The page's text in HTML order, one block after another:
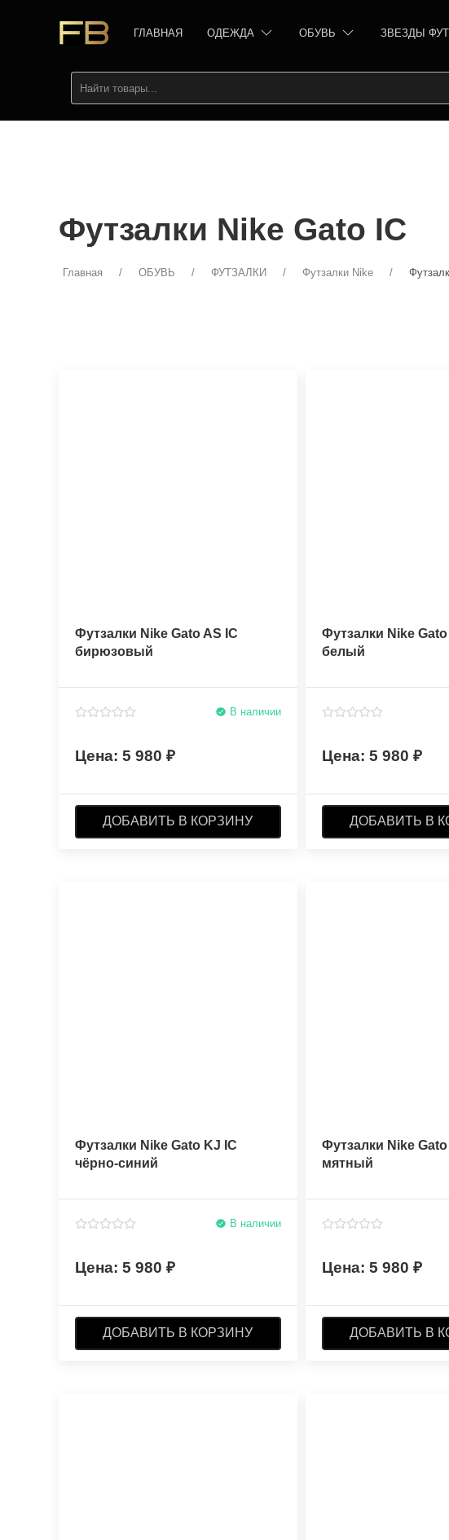
ГЛАВНАЯ ОДЕЖДА ОБУВЬ ЗВЕЗДЫ
Футзалки Nike Gato IC
Главная ОБУВЬ ФУТЗАЛКИ Футзалки Nike
Футзалки Nike Gato AS IC
бирюзовый
В наличии
5 980
ДОБАВИТЬ В КОРЗИНУ
Футзалки Nike Gato
белый
5 980
ДОБАВИТЬ В
Футзалки Nike Gato KJ IC
чёрно-синий
В наличии
5 980
ДОБАВИТЬ В КОРЗИНУ
Футзалки Nike
мятный
5 980
ДОБАВИТЬ В